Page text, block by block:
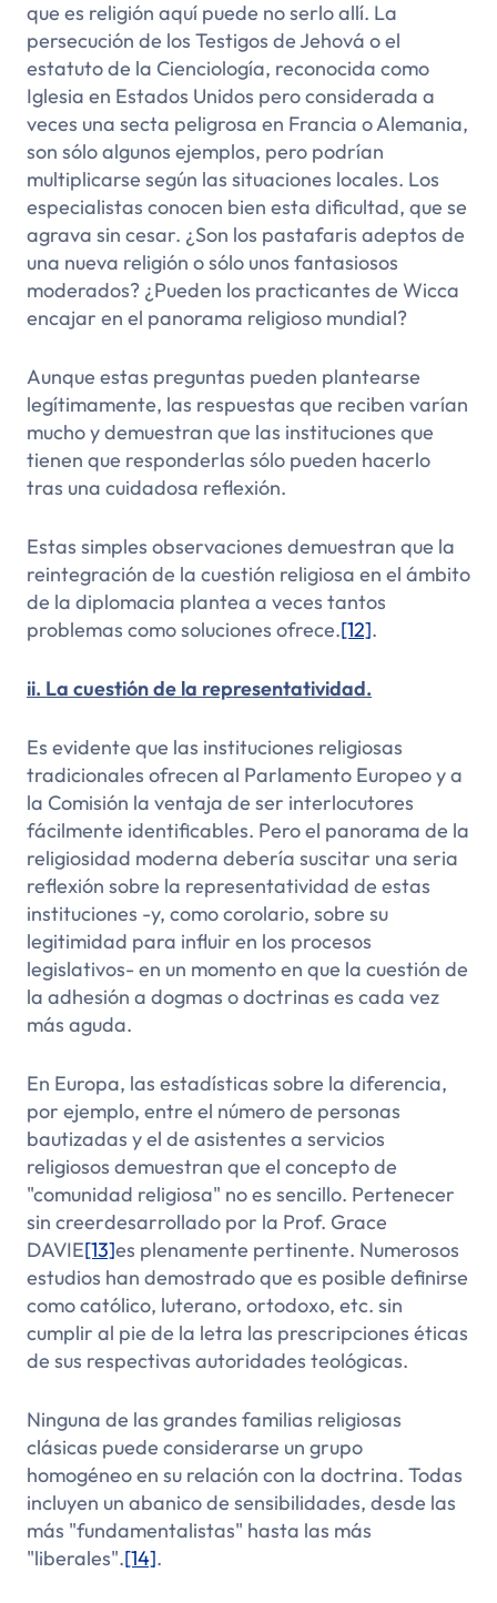
que es religión aquí puede no serlo allí. La
persecución de los Testigos de Jehová o el
estatuto de la Cienciología, reconocida como
Iglesia en Estados Unidos pero considerada a
veces una secta peligrosa en Francia o Alemania,
son sólo algunos ejemplos, pero podrían
multiplicarse según las situaciones locales. Los
especialistas conocen bien esta dificultad, que se
agrava sin cesar. ¿Son los pastafaris adeptos de
una nueva religión o sólo unos fantasiosos
moderados? ¿Pueden los practicantes de Wicca
encajar en el panorama religioso mundial?
Aunque estas preguntas pueden plantearse
legítimamente, las respuestas que reciben varían
mucho y demuestran que las instituciones que
tienen que responderlas sólo pueden hacerlo
tras una cuidadosa reflexión.
Estas simples observaciones demuestran que la
reintegración de la cuestión religiosa en el ámbito
de la diplomacia plantea a veces tantos
problemas como soluciones ofrece.[12].
ii. La cuestión de la representatividad.
Es evidente que las instituciones religiosas
tradicionales ofrecen al Parlamento Europeo y a
la Comisión la ventaja de ser interlocutores
fácilmente identificables. Pero el panorama de la
religiosidad moderna debería suscitar una seria
reflexión sobre la representatividad de estas
instituciones -y, como corolario, sobre su
legitimidad para influir en los procesos
legislativos- en un momento en que la cuestión de
la adhesión a dogmas o doctrinas es cada vez
más aguda.
En Europa, las estadísticas sobre la diferencia,
por ejemplo, entre el número de personas
bautizadas y el de asistentes a servicios
religiosos demuestran que el concepto de
"comunidad religiosa" no es sencillo. Pertenecer
sin creerdesarrollado por la Prof. Grace
DAVIE[13]es plenamente pertinente. Numerosos
estudios han demostrado que es posible definirse
como católico, luterano, ortodoxo, etc. sin
cumplir al pie de la letra las prescripciones éticas
de sus respectivas autoridades teológicas.
Ninguna de las grandes familias religiosas
clásicas puede considerarse un grupo
homogéneo en su relación con la doctrina. Todas
incluyen un abanico de sensibilidades, desde las
más "fundamentalistas" hasta las más
"liberales".[14].